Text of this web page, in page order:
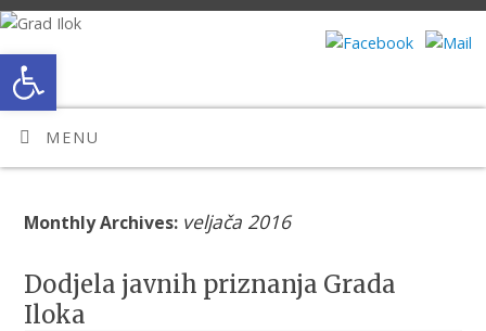
Open toolbar
MENU
Monthly Archives: veljača 2016
Dodjela javnih priznanja Grada
Iloka